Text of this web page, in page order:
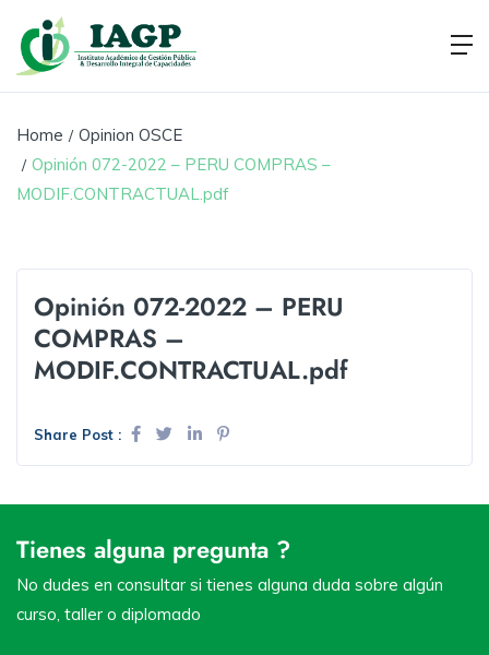
Home
Opinion OSCE
Opinión 072-2022 – PERU COMPRAS –
MODIF.CONTRACTUAL.pdf
Opinión 072-2022 – PERU
COMPRAS –
MODIF.CONTRACTUAL.pdf
Share Post :
Tienes alguna pregunta ?
No dudes en consultar si tienes alguna duda sobre algún
curso, taller o diplomado